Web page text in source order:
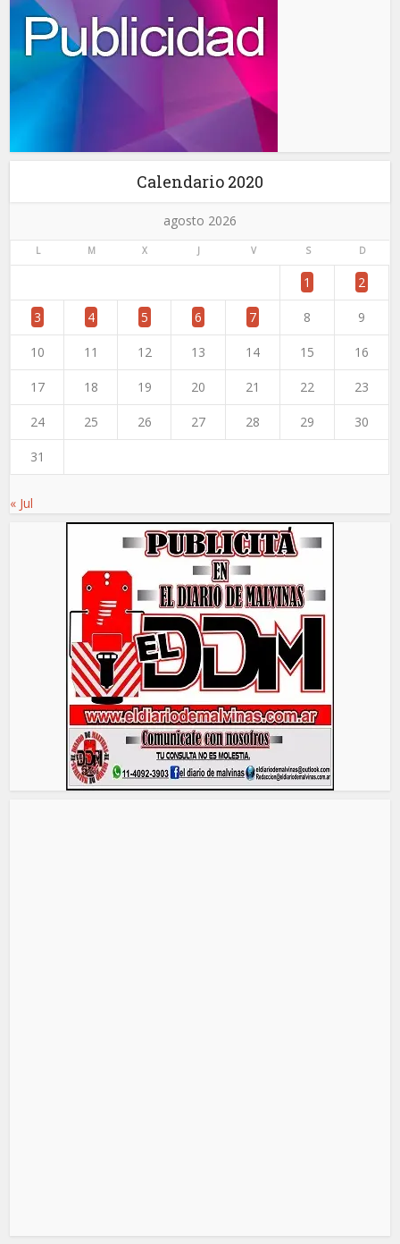
Calendario 2020
agosto 2026
L M X J V S D
1 2
3 4 5 6 7 8 9
10 11 12 13 14 15 16
17 18 19 20 21 22 23
24 25 26 27 28 29 30
31
« Jul